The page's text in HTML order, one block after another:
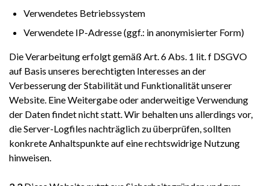
Verwendetes Betriebssystem
Verwendete IP-Adresse (ggf.: in anonymisierter Form)
Die Verarbeitung erfolgt gemäß Art. 6 Abs. 1 lit. f DSGVO
auf Basis unseres berechtigten Interesses an der
Verbesserung der Stabilität und Funktionalität unserer
Website. Eine Weitergabe oder anderweitige Verwendung
der Daten findet nicht statt. Wir behalten uns allerdings vor,
die Server-Logfiles nachträglich zu überprüfen, sollten
konkrete Anhaltspunkte auf eine rechtswidrige Nutzung
hinweisen.